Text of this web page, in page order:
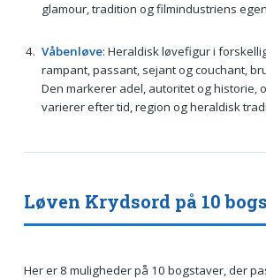
glamour, tradition og filmindustriens
Våbenløve: Heraldisk løvefigur i
rampant, passant, sejant og couchant,
Den markerer adel, autoritet og historie,
varierer efter tid, region og heraldisk
Løven Krydsord på 10
Her er 8 muligheder på 10 bogstaver, der